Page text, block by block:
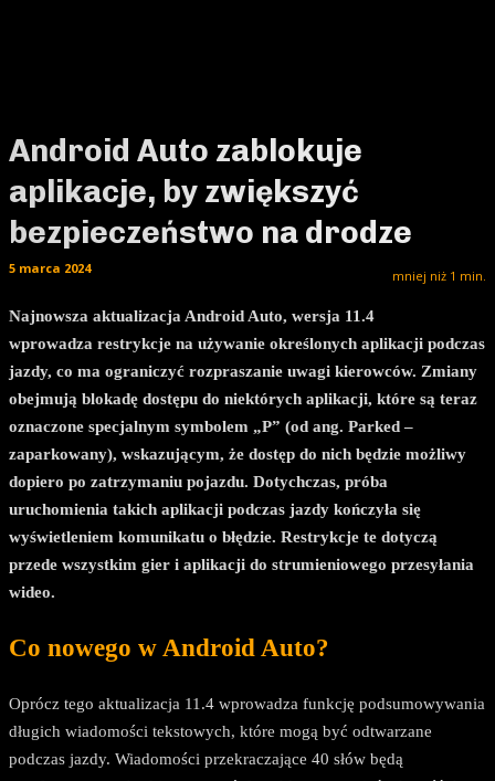
Android Auto zablokuje
aplikacje, by zwiększyć
bezpieczeństwo na drodze
mniej niż 1 min.
5 marca 2024
Najnowsza aktualizacja Android Auto, wersja 11.4
wprowadza restrykcje na używanie określonych aplikacji podczas
jazdy, co ma ograniczyć rozpraszanie uwagi kierowców. Zmiany
obejmują blokadę dostępu do niektórych aplikacji, które są teraz
oznaczone specjalnym symbolem „P” (od ang. Parked –
zaparkowany), wskazującym, że dostęp do nich będzie możliwy
dopiero po zatrzymaniu pojazdu. Dotychczas, próba
uruchomienia takich aplikacji podczas jazdy kończyła się
wyświetleniem komunikatu o błędzie. Restrykcje te dotyczą
przede wszystkim gier i aplikacji do strumieniowego przesyłania
wideo.
Co nowego w Android Auto?
Oprócz tego aktualizacja 11.4 wprowadza funkcję podsumowywania
długich wiadomości tekstowych, które mogą być odtwarzane
podczas jazdy. Wiadomości przekraczające 40 słów będą